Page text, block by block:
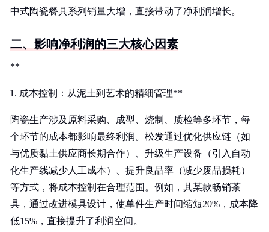
中式陶瓷餐具系列销量大增，直接带动了净利润增长。
二、影响净利润的三大核心因素
**
成本控制：从泥土到艺术的精细管理**
陶瓷生产涉及原料采购、成型、烧制、质检等多环节，每
个环节的成本都影响最终利润。松发通过优化供应链（如
与优质黏土供应商长期合作）、升级生产设备（引入自动
化生产线减少人工成本）、提升良品率（减少废品损耗）
等方式，将成本控制在合理范围。例如，其某款畅销茶
具，通过改进模具设计，使单件生产时间缩短20%，成本降
低15%，直接提升了利润空间。